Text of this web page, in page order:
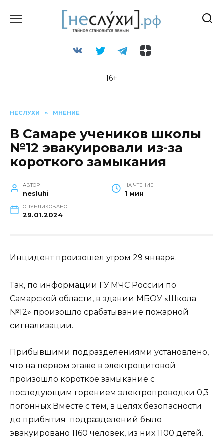
16+
НЕСЛУХИ » МНЕНИЕ
В Самаре учеников школы
№12 эвакуировали из-за
короткого замыкания
АВТОР
nesluhi
НА ЧТЕНИЕ
1 мин
ОПУБЛИКОВАНО
29.01.2024
Инцидент произошел утром 29 января.
Так, по информации ГУ МЧС России по
Самарской области, в здании МБОУ «Школа
№12» произошло срабатывание пожарной
сигнализации.
Прибывшими подразделениями установлено,
что на первом этаже в электрощитовой
произошло короткое замыкание с
последующим горением электропроводки 0,3
погонных Вместе с тем, в целях безопасности
до прибытия подразделений было
эвакуировано 1160 человек, из них 1100 детей.